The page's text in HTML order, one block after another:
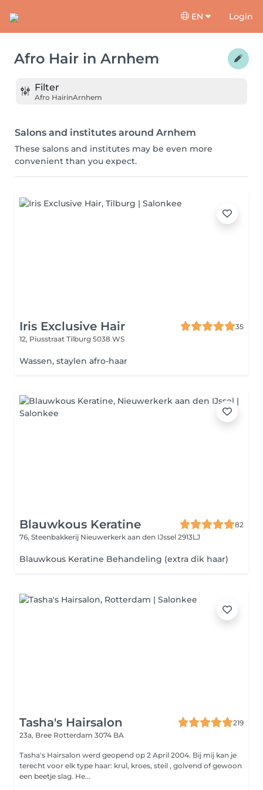
EN Login
Afro Hair in Arnhem
Filter
Afro HairinArnhem
Salons and institutes around Arnhem
These salons and institutes may be even more
convenient than you expect.
Iris Exclusive Hair
35
12, Piusstraat Tilburg 5038 WS
Wassen, staylen afro-haar
Blauwkous Keratine
82
76, Steenbakkerij Nieuwerkerk aan den IJssel 2913LJ
Blauwkous Keratine Behandeling (extra dik haar)
Tasha's Hairsalon
219
23a, Bree Rotterdam 3074 BA
Tasha's Hairsalon werd geopend op 2 April 2004. Bij mij kan je
terecht voor elk type haar: krul, kroes, steil , golvend of gewoon
een beetje slag. He...